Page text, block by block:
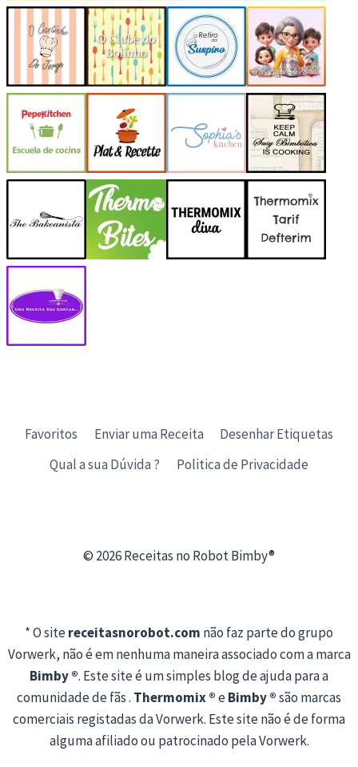
Favoritos Enviar uma Receita
Desenhar Etiquetas
Qual a sua Dúvida ?
Politica de Privacidade
© 2026 Receitas no Robot Bimby®
* O sitereceitasnorobot.com não faz parte do grupo
Vorwerk, não é em nenhuma maneira associado com a marca
Bimby ®. Este site é um simples blog de ajuda para a
comunidade de fãs . Thermomix ®eBimby ®são marcas
comerciais registadas da Vorwerk. Este site não é de forma
alguma afiliado ou patrocinado pela Vorwerk.